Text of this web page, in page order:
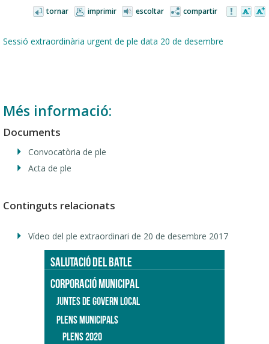
tornar imprimir escoltar compartir
Sessió extraordinària urgent de ple data 20 de desembre
Més informació:
Documents
Convocatòria de ple
Acta de ple
Continguts relacionats
Vídeo del ple extraordinari de 20 de desembre 2017
SALUTACIÓ DEL BATLE
CORPORACIÓ MUNICIPAL
JUNTES DE GOVERN LOCAL
PLENS MUNICIPALS
PLENS 2020